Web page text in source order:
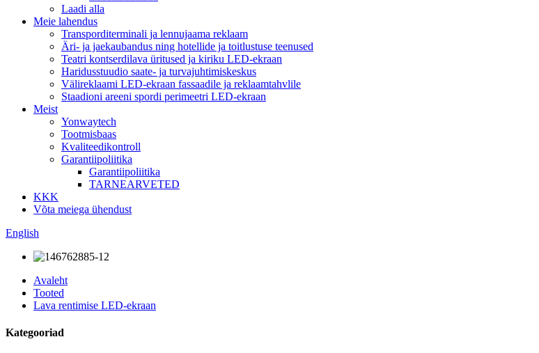
Laadi alla
Meie lahendus
Transporditerminali ja lennujaama reklaam
Äri- ja jaekaubandus ning hotellide ja toitlustuse teenused
Teatri kontserdilava üritused ja kiriku LED-ekraan
Haridusstuudio saate- ja turvajuhtimiskeskus
Välireklaami LED-ekraan fassaadile ja reklaamtahvlile
Staadioni areeni spordi perimeetri LED-ekraan
Meist
Yonwaytech
Tootmisbaas
Kvaliteedikontroll
Garantiipoliitika
Garantiipoliitika
TARNEARVETED
KKK
Võta meiega ühendust
English
Avaleht
Tooted
Lava rentimise LED-ekraan
Kategooriad